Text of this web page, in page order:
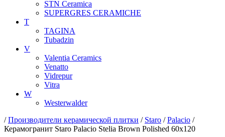
STN Ceramica
SUPERGRES CERAMICHE
T
TAGINA
Tubadzin
V
Valentia Ceramics
Venatto
Vidrepur
Vitra
W
Westerwalder
/Производители керамической плитки / Staro /Palacio /
Керамогранит Staro Palacio Stelia Brown Polished 60x120